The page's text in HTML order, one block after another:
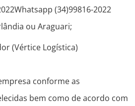
(34)99816-2022
ou Araguari;
(Vértice Logística)
conforme as
bem como de acordo com